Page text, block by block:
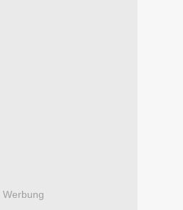
Werbung